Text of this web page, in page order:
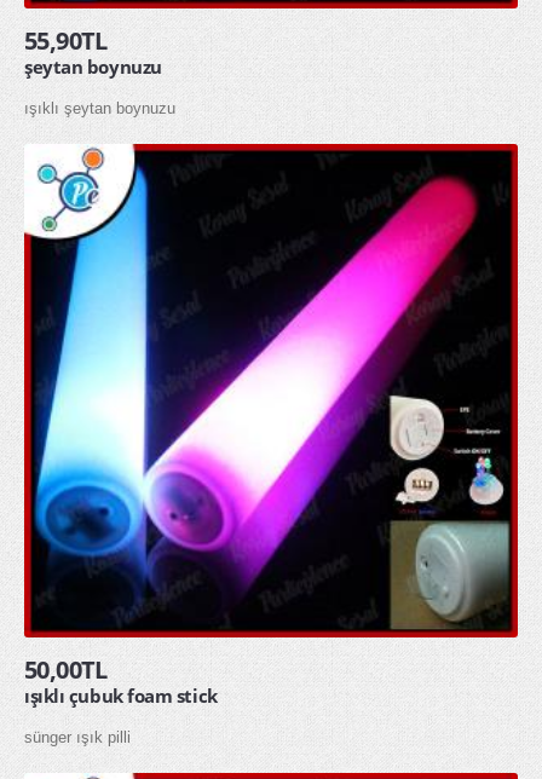
55,90TL
şeytan boynuzu
ışıklı şeytan boynuzu
50,00TL
ışıklı çubuk foam stick
sünger ışık pilli